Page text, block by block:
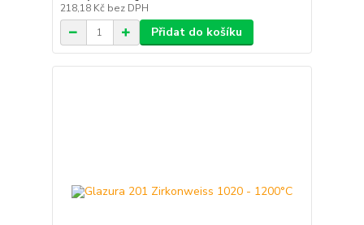
218,18 Kč bez DPH
Přidat do košíku